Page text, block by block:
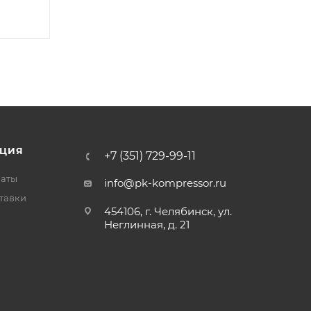
+7 (351) 729-99-11
info@pk-kompressor.ru
454106, г. Челябинск, ул.
Неглинная, д. 21